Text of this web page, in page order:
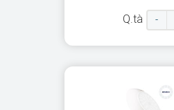
Q.tà -